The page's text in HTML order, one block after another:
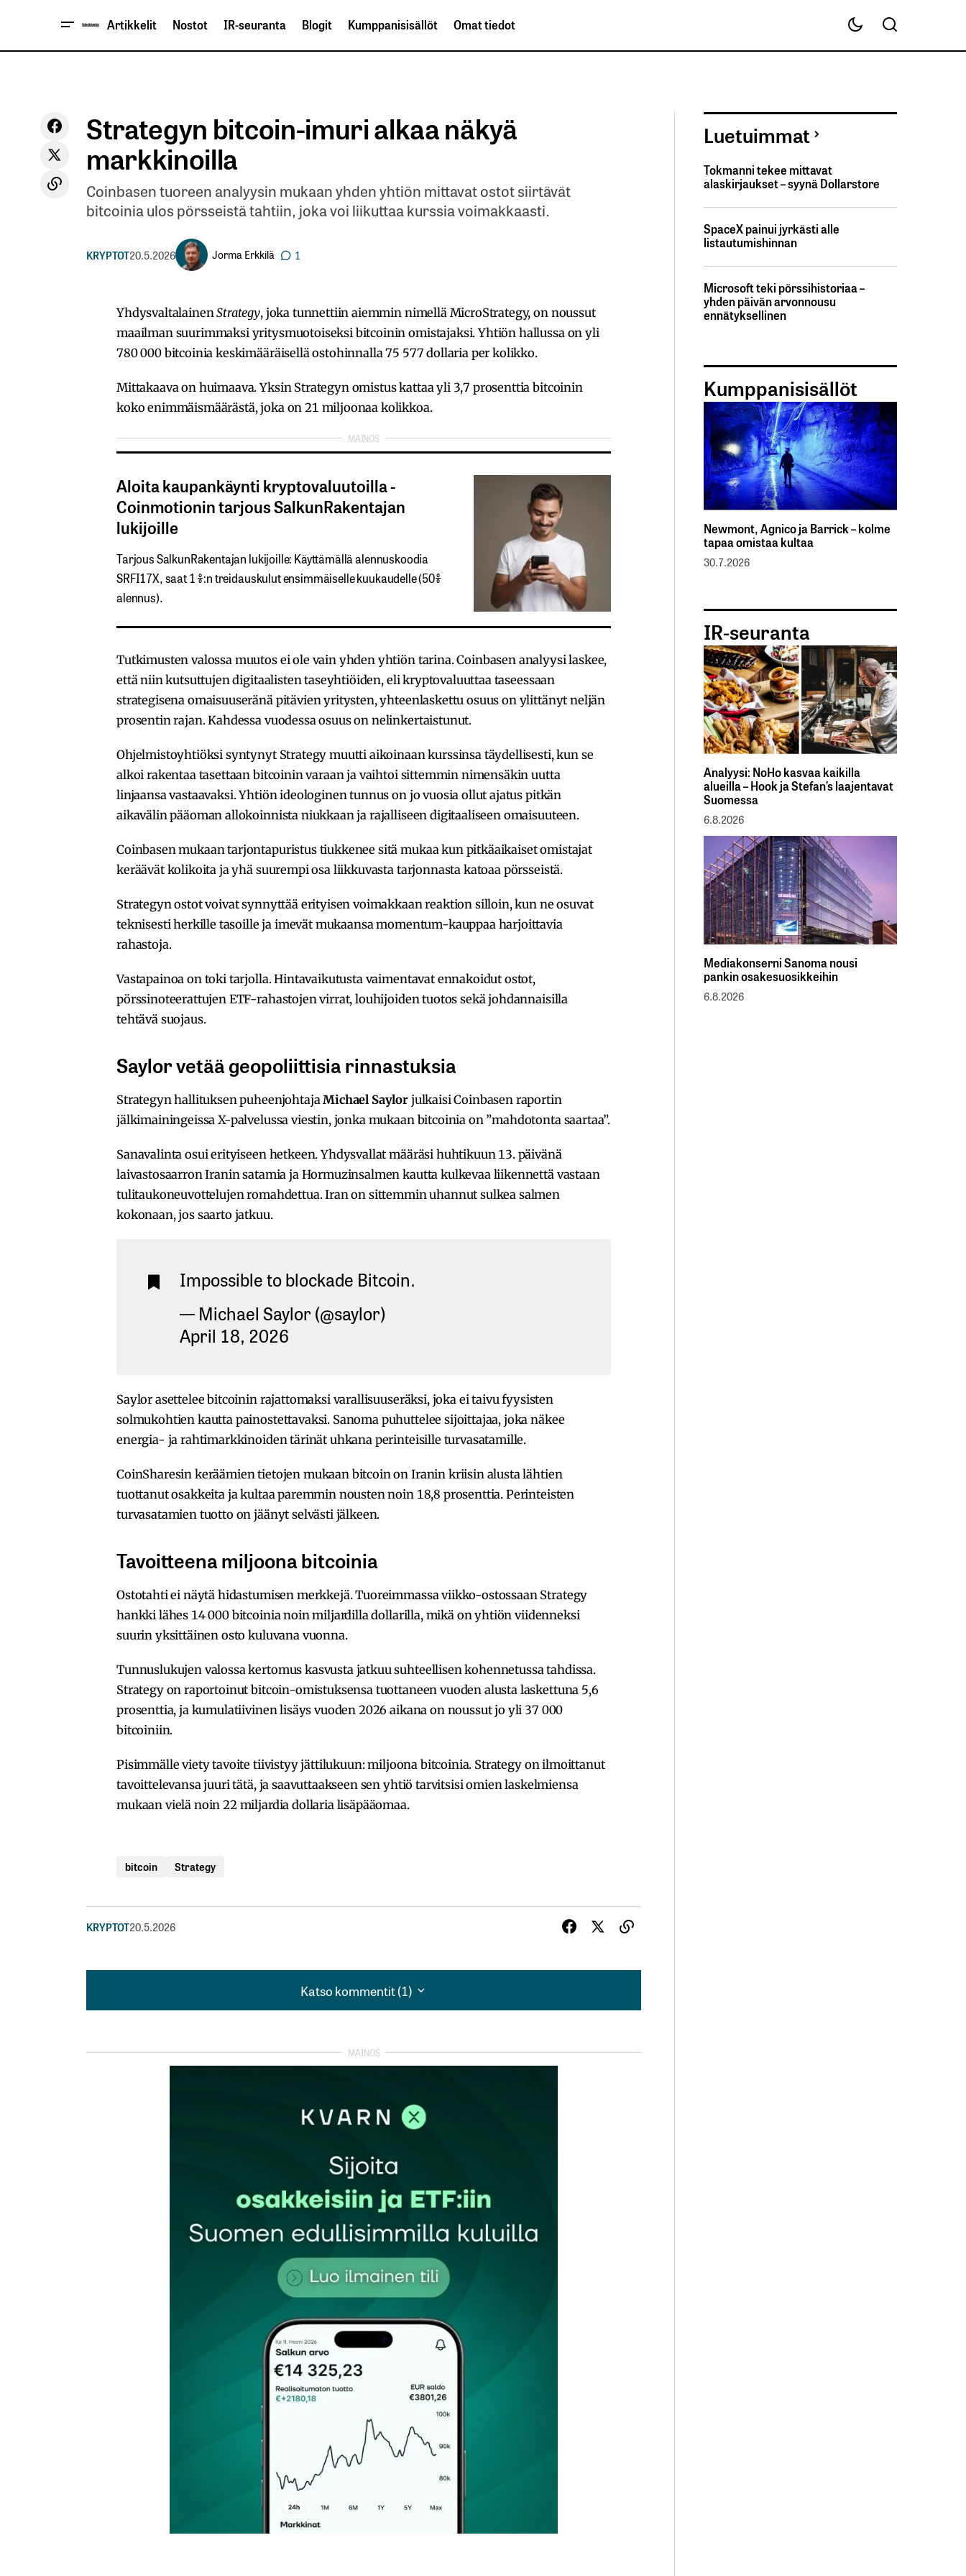
Artikkelit Nostot IR-seuranta Blogit Kumppanisisällöt Omat tiedot
Strategyn bitcoin-imuri alkaa näkyä
markkinoilla
Coinbasen tuoreen analyysin mukaan yhden yhtiön mittavat ostot siirtävät
bitcoinia ulos pörsseistä tahtiin, joka voi liikuttaa kurssia voimakkaasti.
KRYPTOT20.5.2026 Jorma Erkkilä 1
YhdysvaltalainenStrategy, joka tunnettiin aiemmin nimellä MicroStrategy, on noussut
maailman suurimmaksi yritysmuotoiseksi bitcoinin omistajaksi. Yhtiön hallussa on yli
780 000 bitcoinia keskimääräisellä ostohinnalla 75 577 dollaria per kolikko.
Mittakaava on huimaava. Yksin Strategyn omistus kattaa yli 3,7 prosenttia bitcoinin
koko enimmäismäärästä, joka on 21 miljoonaa kolikkoa.
Aloita kaupankäynti kryptovaluutoilla -
Coinmotionin tarjous SalkunRakentajan
lukijoille
Tarjous SalkunRakentajan lukijoille: Käyttämällä​ ​alennuskoodia​ ​
SRFI17X,​ ​saat​ ​1 %:n treidauskulut​ ​ensimmäiselle​ ​kuukaudelle​ ​(50%​ ​
alennus).
Tutkimusten valossa muutos ei ole vain yhden yhtiön tarina. Coinbasen analyysi laskee,
että niin kutsuttujen digitaalisten taseyhtiöiden, eli kryptovaluuttaa taseessaan
strategisena omaisuuseränä pitävien yritysten, yhteenlaskettu osuus on ylittänyt neljän
prosentin rajan. Kahdessa vuodessa osuus on nelinkertaistunut.
Ohjelmistoyhtiöksi syntynyt Strategy muutti aikoinaan kurssinsa täydellisesti, kun se
alkoi rakentaa tasettaan bitcoinin varaan ja vaihtoi sittemmin nimensäkin uutta
linjaansa vastaavaksi. Yhtiön ideologinen tunnus on jo vuosia ollut ajatus pitkän
aikavälin pääoman allokoinnista niukkaan ja rajalliseen digitaaliseen omaisuuteen.
Coinbasen mukaan tarjontapuristus tiukkenee sitä mukaa kun pitkäaikaiset omistajat
keräävät kolikoita ja yhä suurempi osa liikkuvasta tarjonnasta katoaa pörsseistä.
Strategyn ostot voivat synnyttää erityisen voimakkaan reaktion silloin, kun ne osuvat
teknisesti herkille tasoille ja imevät mukaansa momentum-kauppaa harjoittavia
rahastoja.
Vastapainoa on toki tarjolla. Hintavaikutusta vaimentavat ennakoidut ostot,
pörssinoteerattujen ETF-rahastojen virrat, louhijoiden tuotos sekä johdannaisilla
tehtävä suojaus.
Saylor vetää geopoliittisia rinnastuksia
Strategyn hallituksen puheenjohtajaMichael Saylor julkaisi Coinbasen raportin
jälkimainingeissa X-palvelussa viestin, jonka mukaan bitcoinia on ”mahdotonta saartaa”.
Sanavalinta osui erityiseen hetkeen. Yhdysvallat määräsi huhtikuun 13. päivänä
laivastosaarron Iranin satamia ja Hormuzinsalmen kautta kulkevaa liikennettä vastaan
tulitaukoneuvottelujen romahdettua. Iran on sittemmin uhannut sulkea salmen
kokonaan, jos saarto jatkuu.
Impossible to blockade Bitcoin.
— Michael Saylor (@saylor)
April 18, 2026
Saylor asettelee bitcoinin rajattomaksi varallisuuseräksi, joka ei taivu fyysisten
solmukohtien kautta painostettavaksi. Sanoma puhuttelee sijoittajaa, joka näkee
energia- ja rahtimarkkinoiden tärinät uhkana perinteisille turvasatamille.
CoinSharesin keräämien tietojen mukaan bitcoin on Iranin kriisin alusta lähtien
tuottanut osakkeita ja kultaa paremmin nousten noin 18,8 prosenttia. Perinteisten
turvasatamien tuotto on jäänyt selvästi jälkeen.
Tavoitteena miljoona bitcoinia
Ostotahti ei näytä hidastumisen merkkejä. Tuoreimmassa viikko-ostossaan Strategy
hankki lähes 14 000 bitcoinia noin miljardilla dollarilla, mikä on yhtiön viidenneksi
suurin yksittäinen osto kuluvana vuonna.
Tunnuslukujen valossa kertomus kasvusta jatkuu suhteellisen kohennetussa tahdissa.
Strategy on raportoinut bitcoin-omistuksensa tuottaneen vuoden alusta laskettuna 5,6
prosenttia, ja kumulatiivinen lisäys vuoden 2026 aikana on noussut jo yli 37 000
bitcoiniin.
Pisimmälle viety tavoite tiivistyy jättilukuun: miljoona bitcoinia. Strategy on ilmoittanut
tavoittelevansa juuri tätä, ja saavuttaakseen sen yhtiö tarvitsisi omien laskelmiensa
mukaan vielä noin 22 miljardia dollaria lisäpääomaa.
bitcoin Strategy
KRYPTOT20.5.2026
Katso kommentit (1)
Katso kommentit (1)
20.5.2026 at 18:31
Sähköpostiosoitettasi ei julkaista. Pakolliset kentät on merkitty*
Tilaa SalkunRakentajan uutiskirje
Luetuimmat
Tokmanni tekee mittavat
alaskirjaukset – syynä Dollarstore
SpaceX painui jyrkästi alle
listautumishinnan
Microsoft teki pörssihistoriaa –
yhden päivän arvonnousu
ennätyksellinen
Kumppanisisällöt
Newmont, Agnico ja Barrick – kolme
tapaa omistaa kultaa
30.7.2026
IR-seuranta
Analyysi: NoHo kasvaa kaikilla
alueilla – Hook ja Stefan’s laajentavat
Suomessa
6.8.2026
Mediakonserni Sanoma nousi
pankin osakesuosikkeihin
6.8.2026